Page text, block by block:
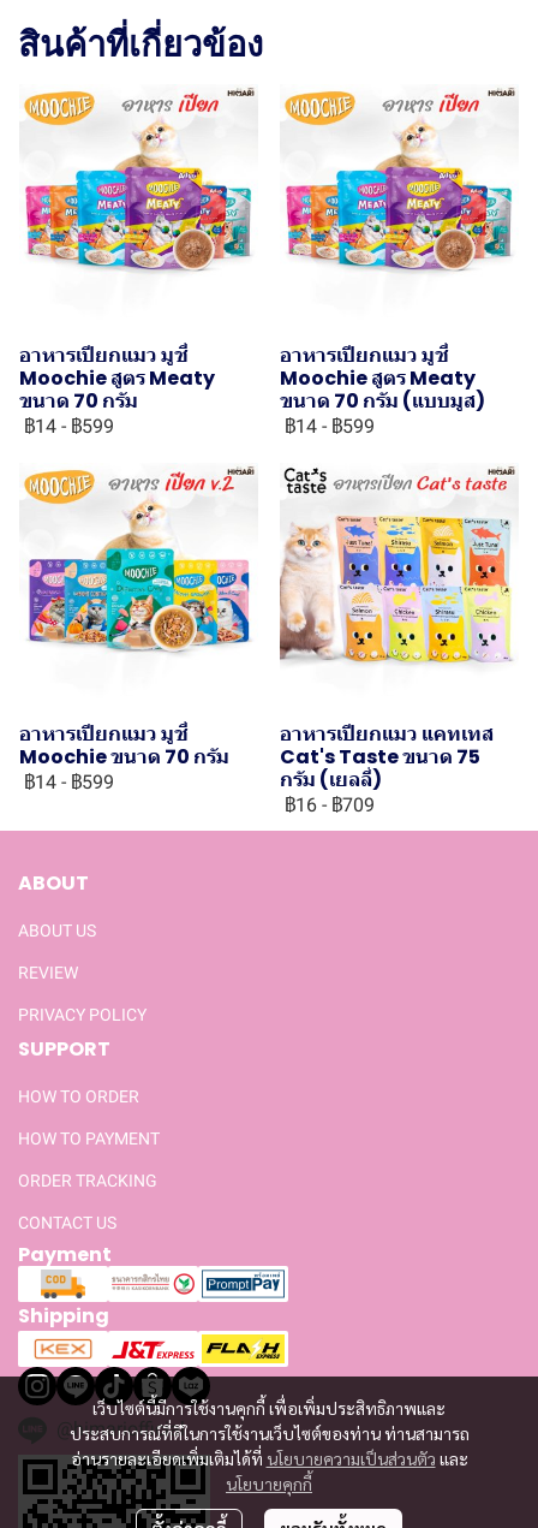
สินค้าที่เกี่ยวข้อง
อาหารเปียกแมว มูชี่
Moochie สูตร Meaty
ขนาด 70 กรัม
฿14 - ฿599
อาหารเปียกแมว มูชี่
Moochie สูตร Meaty
ขนาด 70 กรัม (แบบมูส)
฿14 - ฿599
อาหารเปียกแมว มูชี่
Moochie ขนาด 70 กรัม
฿14 - ฿599
อาหารเปียกแมว แคทเทส
Cat's Taste ขนาด 75
กรัม (เยลลี่)
฿16 - ฿709
เว็บไซต์นี้มีการใช้งานคุกกี้ เพื่อเพิ่มประสิทธิภาพและ
ประสบการณ์ที่ดีในการใช้งานเว็บไซต์ของท่าน ท่านสามารถ
อ่านรายละเอียดเพิ่มเติมได้ที่ นโยบายความเป็นส่วนตัว และ
นโยบายคุกกี้
ABOUT
ABOUT US
REVIEW
PRIVACY POLICY
SUPPORT
HOW TO ORDER
HOW TO PAYMENT
ORDER TRACKING
CONTACT US
Payment
Shipping
@himariofficial